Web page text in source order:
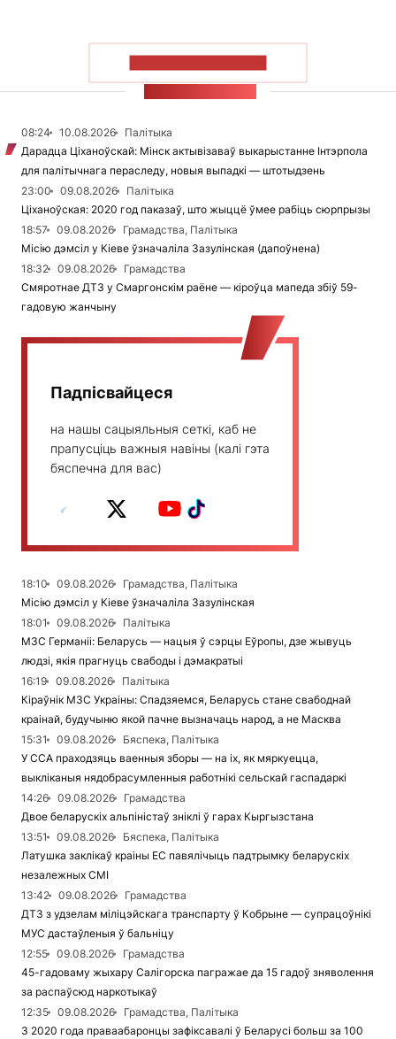
08:24 10.08.2026
Палітыка
Дарадца Ціханоўскай: Мінск актывізаваў выкарыстанне Інтэрпола
для палітычнага пераследу, новыя выпадкі — штотыдзень
23:00
09.08.2026
Палітыка
Ціханоўская: 2020 год паказаў, што жыццё ўмее рабіць сюрпрызы
18:57
09.08.2026
Грамадства, Палітыка
Місію дэмсіл у Кіеве ўзначаліла Зазулінская (дапоўнена)
18:32
09.08.2026
Грамадства
Смяротнае ДТЗ у Смаргонскім раёне — кіроўца мапеда збіў 59-
гадовую жанчыну
Падпісвайцеся
на нашы сацыяльныя сеткі, каб не
прапусціць важныя навіны (калі гэта
бяспечна для вас)
18:10 09.08.2026
Грамадства, Палітыка
Місію дэмсіл у Кіеве ўзначаліла Зазулінская
18:01
09.08.2026
Палітыка
МЗС Германіі: Беларусь — нацыя ў сэрцы Еўропы, дзе жывуць
людзі, якія прагнуць свабоды і дэмакратыі
16:19
09.08.2026
Палітыка
Кіраўнік МЗС Украіны: Спадзяемся, Беларусь стане свабоднай
краінай, будучыню якой пачне вызначаць народ, а не Масква
15:31
09.08.2026
Бяспека, Палітыка
У ССА праходзяць ваенныя зборы — на іх, як мяркуецца,
выкліканыя нядобрасумленныя работнікі сельскай гаспадаркі
14:26
09.08.2026
Грамадства
Двое беларускіх альпіністаў зніклі ў гарах Кыргызстана
13:51
09.08.2026
Бяспека, Палітыка
Латушка заклікаў краіны ЕС павялічыць падтрымку беларускіх
незалежных СМІ
13:42
09.08.2026
Грамадства
ДТЗ з удзелам міліцэйскага транспарту ў Кобрыне — супрацоўнікі
МУС дастаўленыя ў бальніцу
12:55
09.08.2026
Грамадства
45-гадоваму жыхару Салігорска пагражае да 15 гадоў зняволення
за распаўсюд наркотыкаў
12:35
09.08.2026
Грамадства, Палітыка
З 2020 года праваабаронцы зафіксавалі ў Беларусі больш за 100